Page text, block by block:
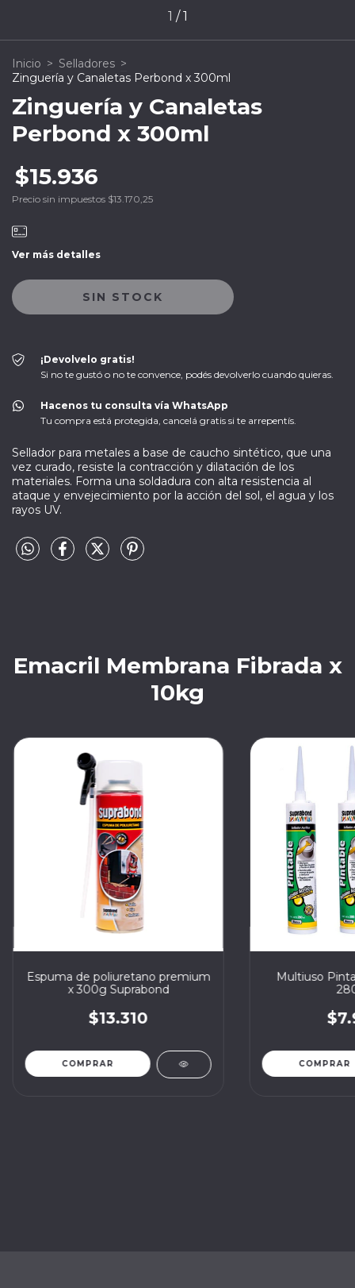
1 / 1
Inicio > Selladores >
Zinguería y Canaletas Perbond x 300ml
Zinguería y Canaletas
Perbond x 300ml
$15.936
Precio sin impuestos $13.170,25
Ver más detalles
¡Devolvelo gratis!
Si no te gustó o no te convence, podés devolverlo cuando quieras.
Hacenos tu consulta vía WhatsApp
Tu compra está protegida, cancelá gratis si te arrepentís.
Sellador para metales a base de caucho sintético, que una
vez curado, resiste la contracción y dilatación de los
materiales. Forma una soldadura con alta resistencia al
ataque y envejecimiento por la acción del sol, el agua y los
rayos UV.
Emacril Membrana Fibrada x
10kg
Espuma de poliuretano premium
x 300g Suprabond
$13.310
Multiuso